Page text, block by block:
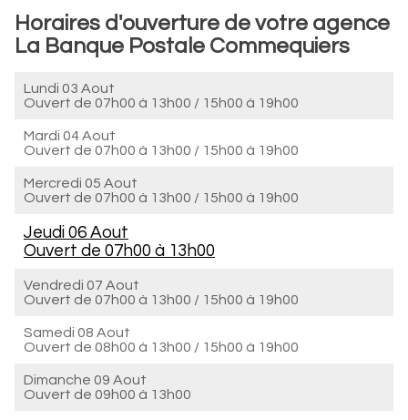
Horaires d'ouverture de votre agence
La Banque Postale Commequiers
Lundi 03 Aout
Ouvert de 07h00 à 13h00 / 15h00 à 19h00
Mardi 04 Aout
Ouvert de 07h00 à 13h00 / 15h00 à 19h00
Mercredi 05 Aout
Ouvert de 07h00 à 13h00 / 15h00 à 19h00
Jeudi 06 Aout
Ouvert de 07h00 à 13h00
Vendredi 07 Aout
Ouvert de 07h00 à 13h00 / 15h00 à 19h00
Samedi 08 Aout
Ouvert de 08h00 à 13h00 / 15h00 à 19h00
Dimanche 09 Aout
Ouvert de 09h00 à 13h00